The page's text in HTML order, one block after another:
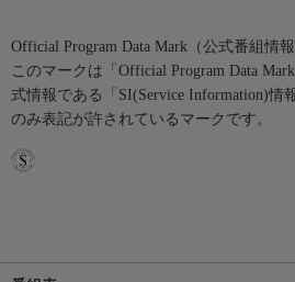
Official Program Data Mark（公式番組情報
このマークは「Official Program Data
式情報である「SI(Service Information)情
のみ表記が許されているマークです。